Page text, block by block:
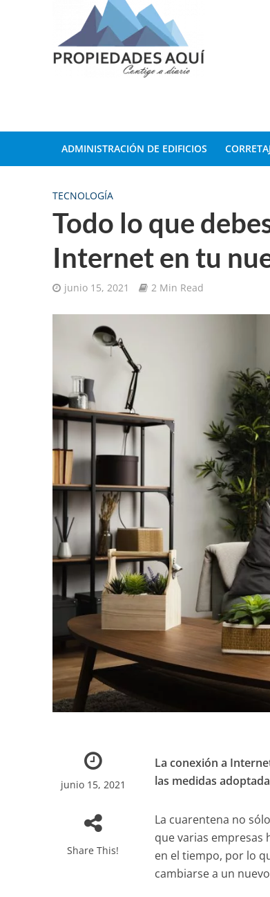
ADMINISTRACIÓN DE EDIFICIOS
TECNOLOGÍA
Todo lo que
Internet en tu
junio 15, 2021 2 Min Read
junio 15, 2021
Share This!
La conexión a
las medidas
La cuarentena no
que varias empresas
en el tiempo, por lo
cambiarse a un